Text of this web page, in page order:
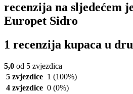
recenzija na sljedećem
Europet Sidro
1 recenzija kupaca u
5,0 od 5 zvjezdica
5 zvjezdice 1 (100%)
4 zvjezdice 0 (0%)